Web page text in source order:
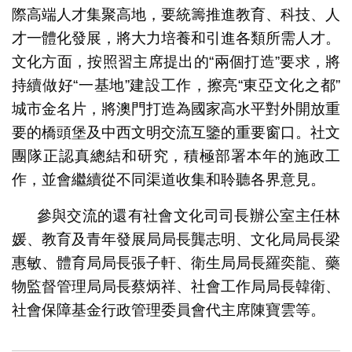
際高端人才集聚高地，要統籌推進教育、科技、人
才一體化發展，將大力培養和引進各類所需人才。
文化方面，按照習主席提出的“兩個打造”要求，將
持續做好“一基地”建設工作，擦亮“東亞文化之都”
城市金名片，將澳門打造為國家高水平對外開放重
要的橋頭堡及中西文明交流互鑒的重要窗口。社文
團隊正認真總結和研究，積極部署本年的施政工
作，並會繼續從不同渠道收集和聆聽各界意見。
參與交流的還有社會文化司司長辦公室主任林
媛、教育及青年發展局局長龔志明、文化局局長梁
惠敏、體育局局長張子軒、衛生局局長羅奕龍、藥
物監督管理局局長蔡炳祥、社會工作局局長韓衛、
社會保障基金行政管理委員會代主席陳寶雲等。